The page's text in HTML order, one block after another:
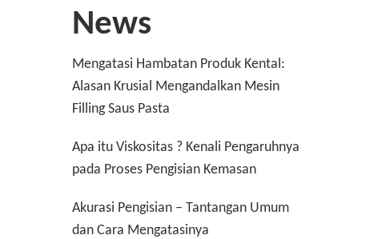
News
Mengatasi Hambatan Produk Kental:
Alasan Krusial Mengandalkan Mesin
Filling Saus Pasta
Apa itu Viskositas ? Kenali Pengaruhnya
pada Proses Pengisian Kemasan
Akurasi Pengisian – Tantangan Umum
dan Cara Mengatasinya